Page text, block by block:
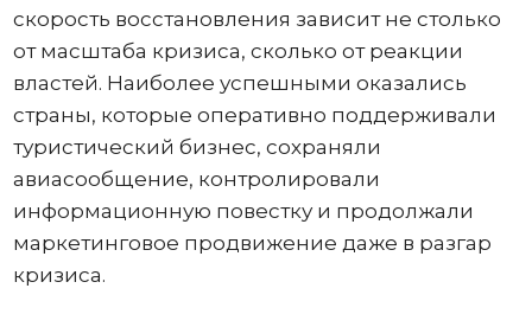
скорость восстановления зависит не столько
от масштаба кризиса, сколько от реакции
властей. Наиболее успешными оказались
страны, которые оперативно поддерживали
туристический бизнес, сохраняли
авиасообщение, контролировали
информационную повестку и продолжали
маркетинговое продвижение даже в разгар
кризиса.